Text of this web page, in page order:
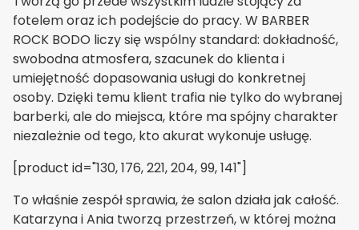
fotelem oraz ich podejście do pracy. W BARBER
ROCK BODO liczy się wspólny standard: dokładność,
swobodna atmosfera, szacunek do klienta i
umiejętność dopasowania usługi do konkretnej
osoby. Dzięki temu klient trafia nie tylko do wybranej
barberki, ale do miejsca, które ma spójny charakter
niezależnie od tego, kto akurat wykonuje usługę.
[product id="130, 176, 221, 204, 99, 141"]
To właśnie zespół sprawia, że salon działa jak całość.
Katarzyna i Ania tworzą przestrzeń, w której można